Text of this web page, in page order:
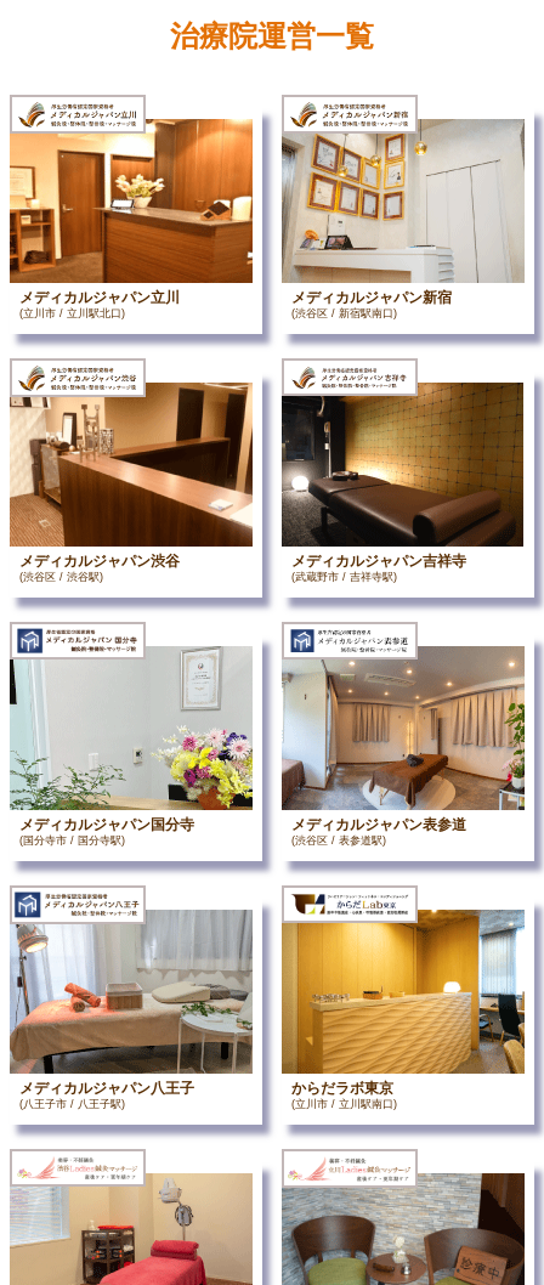
治療院運営一覧
メディカルジャパン立川
(立川市 / 立川駅北口)
メディカルジャパン新宿
(渋谷区 / 新宿駅南口)
メディカルジャパン渋谷
(渋谷区 / 渋谷駅)
メディカルジャパン吉祥寺
(武蔵野市 / 吉祥寺駅)
メディカルジャパン国分寺
(国分寺市 / 国分寺駅)
メディカルジャパン表参道
(渋谷区 / 表参道駅)
メディカルジャパン八王子
(八王子市 / 八王子駅)
からだラボ東京
(立川市 / 立川駅南口)